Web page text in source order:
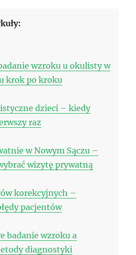
wzroku u okulisty w
krok po kroku
dzieci – kiedy
raz
w Nowym Sączu –
wizytę prywatną
korekcyjnych –
pacjentów
badanie wzroku a
diagnostyki